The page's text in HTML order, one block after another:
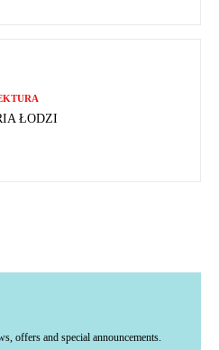
ŁODZI
offers and special announcements.